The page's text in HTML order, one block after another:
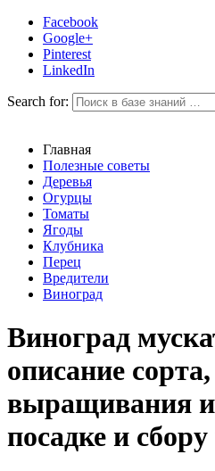
Facebook
Google+
Pinterest
LinkedIn
Search for:
Главная
Полезные советы
Деревья
Огурцы
Томаты
Ягоды
Клубника
Перец
Вредители
Виноград
Виноград
описание
выращивания и
посадке и